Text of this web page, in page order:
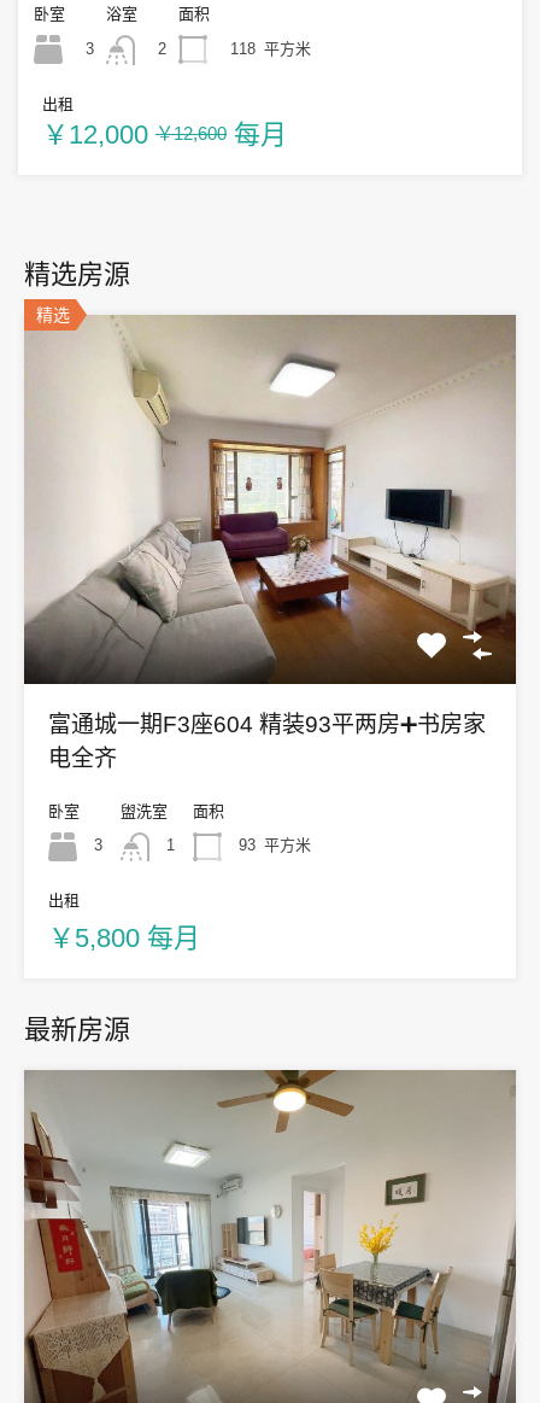
卧室
3
浴室
2
面积
118 平方米
出租
￥12,000 ￥12,600 每月
精选房源
精选
富通城一期F3座604 精装93平两房➕书房家
电全齐
卧室
3
盥洗室
1
面积
93 平方米
出租
￥5,800 每月
最新房源